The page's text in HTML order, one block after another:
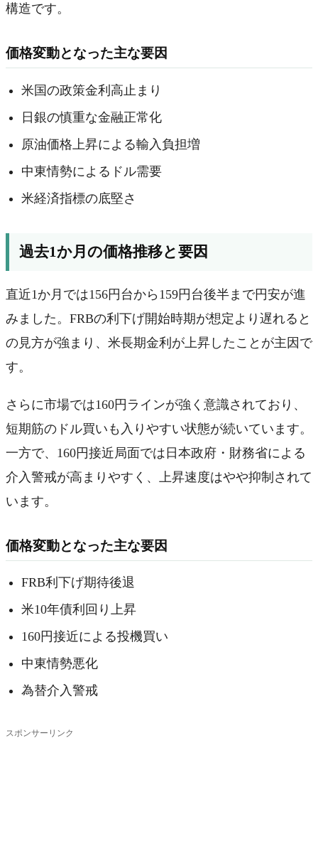
構造です。
価格変動となった主な要因
米国の政策金利高止まり
日銀の慎重な金融正常化
原油価格上昇による輸入負担増
中東情勢によるドル需要
米経済指標の底堅さ
過去1か月の価格推移と要因
直近1か月では156円台から159円台後半まで円安が進
みました。FRBの利下げ開始時期が想定より遅れると
の見方が強まり、米長期金利が上昇したことが主因で
す。
さらに市場では160円ラインが強く意識されており、
短期筋のドル買いも入りやすい状態が続いています。
一方で、160円接近局面では日本政府・財務省による
介入警戒が高まりやすく、上昇速度はやや抑制されて
います。
価格変動となった主な要因
FRB利下げ期待後退
米10年債利回り上昇
160円接近による投機買い
中東情勢悪化
為替介入警戒
スポンサーリンク